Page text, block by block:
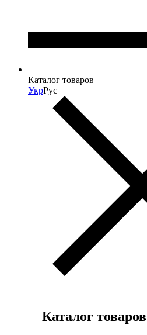
Каталог товаров
УкрРус
Каталог товаров